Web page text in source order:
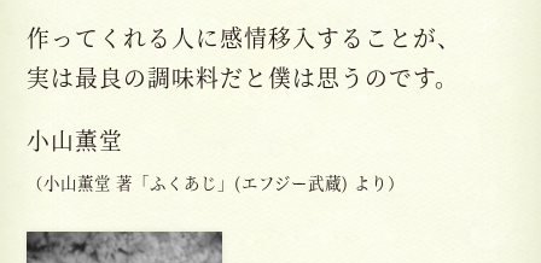
作ってくれる人に感情移入することが、
実は最良の調味料だと僕は思うのです。
小山薫堂
（小山薫堂 著「ふくあじ」(エフジー武蔵) より）